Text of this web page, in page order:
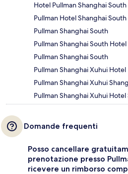
Hotel Pullman Shanghai South
Pullman Hotel Shanghai South
Pullman Shanghai South
Pullman Shanghai South Hotel
Pullman Shanghai South
Pullman Shanghai Xuhui Hotel
Pullman Shanghai Xuhui
Pullman Shanghai Xuhui Hotel
Domande frequenti
Posso cancellare
prenotazione presso
ricevere un rimborso